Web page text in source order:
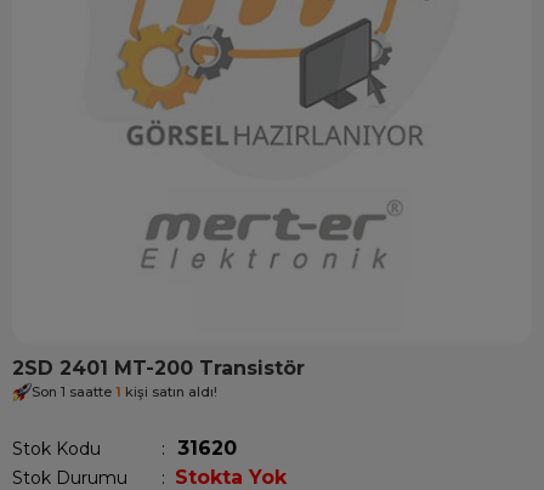
2SD 2401 MT-200 Transistör
Son 1 saatte 1 kişi satın aldı!
Stok Kodu 31620
Stok Durumu : Stokta Yok